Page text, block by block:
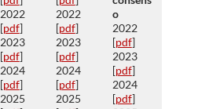
2022
[pdf]
2023
[pdf]
2024
[pdf]
2025
2022
[pdf]
2023
[pdf]
2024
[pdf]
2025
o
2022
[pdf]
2023
[pdf]
2024
[pdf]